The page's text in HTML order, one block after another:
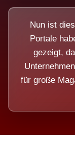
Nun ist
Portale
gezeigt,
für große